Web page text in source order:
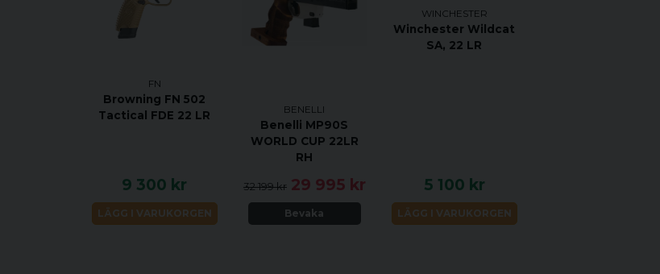
FN
Browning FN 502
Tactical FDE 22 LR
9 300 kr
LÄGG I VARUKORGEN
BENELLI
Benelli MP90S
WORLD CUP 22LR
RH
32 199 kr 29 995 kr
Bevaka
WINCHESTER
Winchester Wildcat
SA, 22 LR
5 100 kr
LÄGG I VARUKORGEN